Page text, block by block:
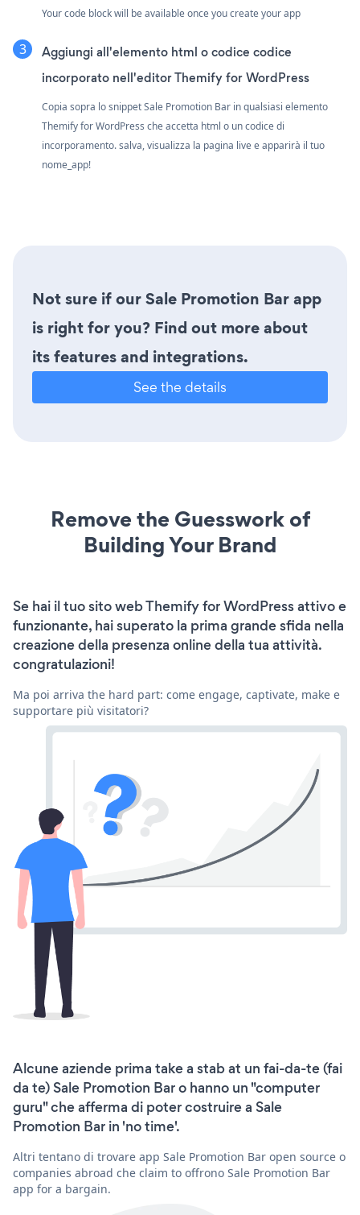
Your code block will be available once you create your app
Aggiungi all'elemento html o codice codice
incorporato nell'editor Themify for WordPress
Copia sopra lo snippet Sale Promotion Bar in qualsiasi elemento
Themify for WordPress che accetta html o un codice di
incorporamento. salva, visualizza la pagina live e apparirà il tuo
nome_app!
Not sure if our Sale Promotion Bar app
is right for you? Find out more about
its features and integrations.
See the details
Remove the Guesswork of
Building Your Brand
Se hai il tuo sito web Themify for WordPress attivo e
funzionante, hai superato la prima grande sfida nella
creazione della presenza online della tua attività.
congratulazioni!
Ma poi arriva the hard part: come engage, captivate, make e
supportare più visitatori?
Alcune aziende prima take a stab at un fai-da-te (fai
da te) Sale Promotion Bar o hanno un "computer
guru" che afferma di poter costruire a Sale
Promotion Bar in 'no time'.
Altri tentano di trovare app Sale Promotion Bar open source o
companies abroad che claim to offrono Sale Promotion Bar
app for a bargain.